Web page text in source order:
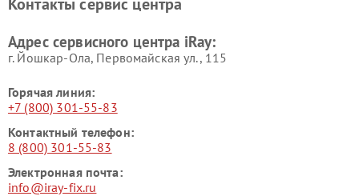
Адрес сервисного центра iRay:
г. Йошкар-Ола, Первомайская ул., 115
Горячая линия:
+7 (800) 301-55-83
Контактный телефон:
8 (800) 301-55-83
Электронная почта:
info@iray-fix.ru